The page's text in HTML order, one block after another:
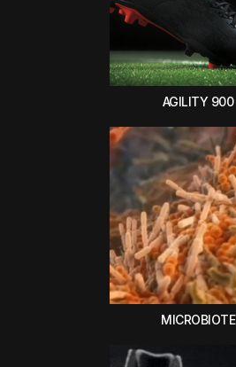
AGILITY 900
MICROBIOTE